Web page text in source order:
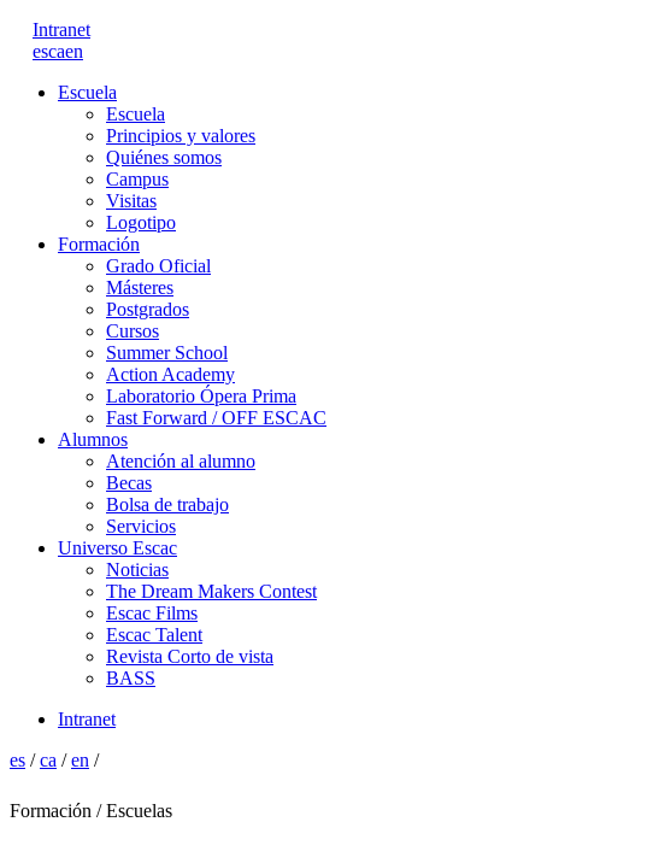
Intranet
escaen
Escuela
Escuela
Principios y valores
Quiénes somos
Campus
Visitas
Logotipo
Formación
Grado Oficial
Másteres
Postgrados
Cursos
Summer School
Action Academy
Laboratorio Ópera Prima
Fast Forward / OFF ESCAC
Alumnos
Atención al alumno
Becas
Bolsa de trabajo
Servicios
Universo Escac
Noticias
The Dream Makers Contest
Escac Films
Escac Talent
Revista Corto de vista
BASS
Intranet
es /ca /en /
Formación / Escuelas